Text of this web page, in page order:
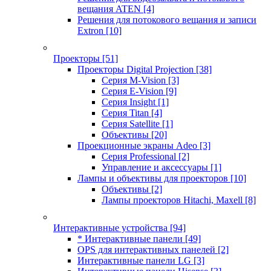
вещания ATEN [4]
Решения для потокового вещания и записи
Extron [10]
Проекторы [51]
Проекторы Digital Projection [38]
Серия M-Vision [3]
Серия E-Vision [9]
Серия Insight [1]
Серия Titan [4]
Серия Satellite [1]
Объективы [20]
Проекционные экраны Adeo [3]
Серия Professional [2]
Управление и аксессуары [1]
Лампы и объективы для проекторов [10]
Объективы [2]
Лампы проекторов Hitachi, Maxell [8]
Интерактивные устройства [94]
* Интерактивные панели [49]
OPS для интерактивных панелей [2]
Интерактивные панели LG [3]